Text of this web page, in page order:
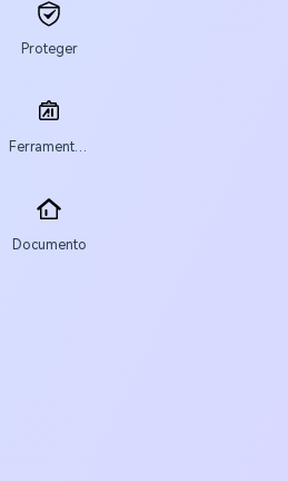
Proteger
Ferramentas de IA
Documento